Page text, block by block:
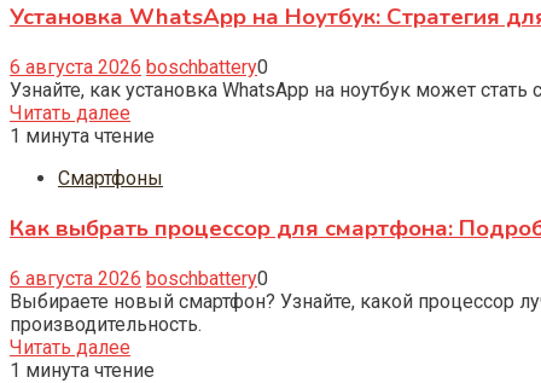
Установка WhatsApp на Ноутбук: Стратегия
6 августа 2026 boschbattery0
Узнайте, как установка WhatsApp на ноутбук может
Читать далее
1 минута чтение
Смартфоны
Как выбрать процессор для смартфона:
6 августа 2026 boschbattery0
Выбираете новый смартфон? Узнайте, какой процессор
производительность.
Читать далее
1 минута чтение